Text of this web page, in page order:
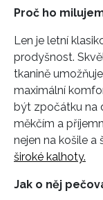
Proč ho
Len je letní
prodyšnost.
tkanině
maximální
být zpočátku na
měkčím a
nejen na košile a
široké kalhoty.
Jak o něj